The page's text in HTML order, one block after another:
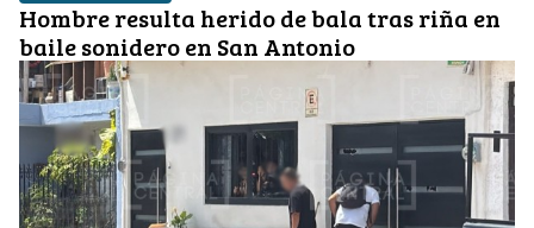
Hombre resulta herido de bala tras riña en
baile sonidero en San Antonio